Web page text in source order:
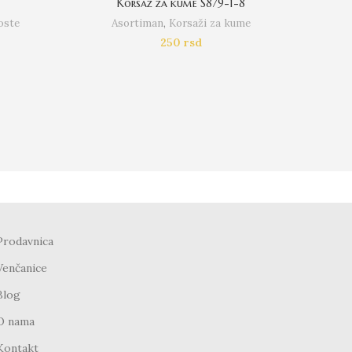
Korsaz za kume S879-1-8
Asortiman, Korsaži za kume
250 rsd
nama